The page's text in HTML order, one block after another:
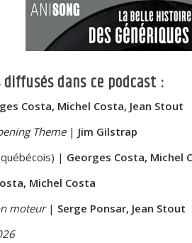
dans ce podcast :
Costa, Michel Costa, Jean Stout
Theme| Jim Gilstrap
| Georges Costa, Michel
Michel Costa
moteur| Serge Ponsar, Jean Stout